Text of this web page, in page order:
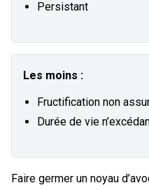
Persistant
Les moins :
Fructification non
Durée de vie
Faire germer un noyau